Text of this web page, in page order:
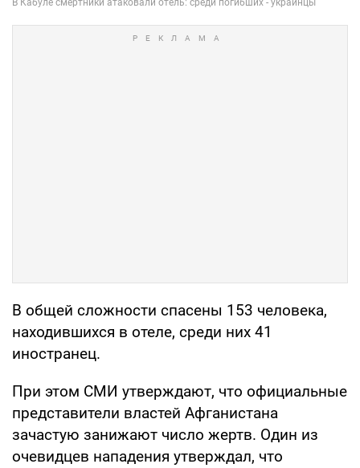
В общей сложности спасены 153 человека,
находившихся в отеле, среди них 41
иностранец.
При этом СМИ утверждают, что официальные
представители властей Афганистана
зачастую занижают число жертв. Один из
очевидцев нападения утверждал, что